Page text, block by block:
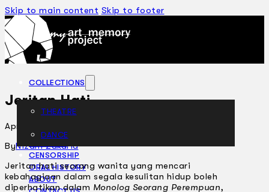
Skip to main content Skip to footer
COLLECTIONS
THEATRE
DANCE
CENSORSHIP
ORAL HISTORY
ABOUT
Jeritan Hati…
April 15, 2004
ByNizam Zakaria
Jeritan hati seorang wanita yang mencari
kebahagiaan dalam segala kesulitan hidup boleh
diperhatikan dalam Monolog Seorang Perempuan,